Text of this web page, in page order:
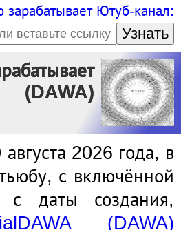
зарабатывает Ютуб-канал:
Узнать
(DAWA)
2026 года, в
с включённой
с даты создания,
(DAWA)